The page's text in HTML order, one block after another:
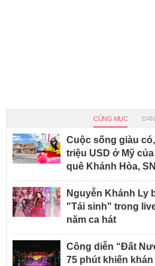
CÙNG MỤC
Cuộc sống giàu
triệu USD ở Mỹ
quê Khánh Hòa,
Nguyễn Khánh Ly
"Tái sinh" trong
năm ca hát
Công diễn “Đất
75 phút khiến